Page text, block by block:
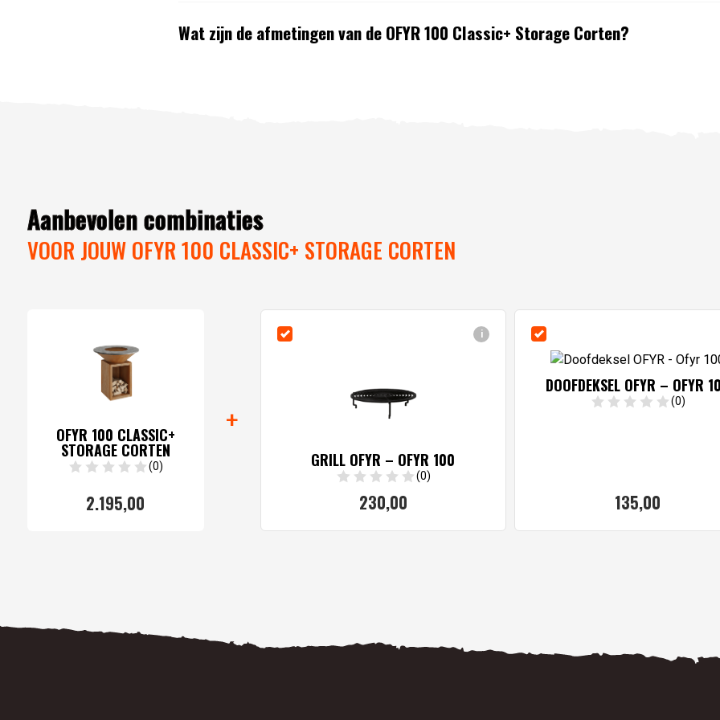
Wat zijn de afmetingen van de OFYR 100 Classic+ Storage Corten?
Aanbevolen combinaties
VOOR JOUW OFYR 100 CLASSIC+ STORAGE CORTEN
OFYR 100 CLASSIC+
STORAGE CORTEN
(0)
2.195,00
+
i
GRILL OFYR – OFYR 100
(0)
230,00
DOOFDEKSEL OFYR – OFYR
(0)
135,00